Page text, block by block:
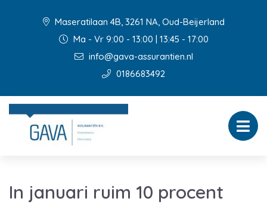
Maseratilaan 4B, 3261 NA, Oud-Beijerland
Ma - Vr 9:00 - 13:00 | 13:45 - 17:00
info@gava-assurantien.nl
0186683492
In januari ruim 10 procent